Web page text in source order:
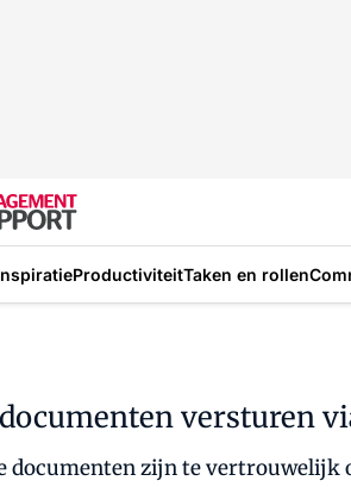
ProductiviteitTaken en rollen
versturen
documenten zijn te vertrouwelijk